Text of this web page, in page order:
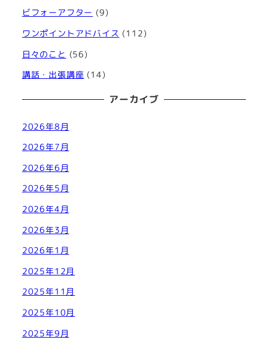
ビフォーアフター (9)
ワンポイントアドバイス (112)
日々のこと (56)
講話・出張講座 (14)
アーカイブ
2026年8月
2026年7月
2026年6月
2026年5月
2026年4月
2026年3月
2026年1月
2025年12月
2025年11月
2025年10月
2025年9月